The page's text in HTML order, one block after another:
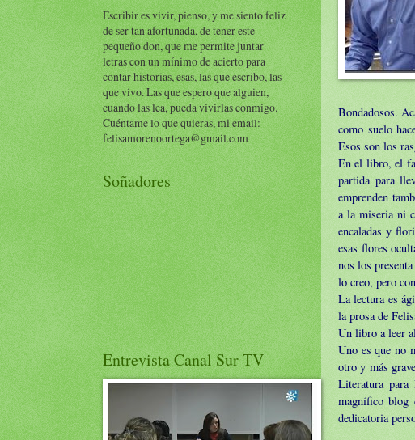
Bondadosos.
como suelo
Esos son los
En el libro, el
partida para
emprenden
a la miseria ni
encaladas y
esas flores
nos los
lo creo, pero
La lectura es
la prosa de
Un libro a leer
Uno es que no
otro y más
Literatura para
magníficoblog
dedicatoria
Escribir es vivir, pienso, y me siento feliz
de ser tan afortunada, de tener este
pequeño don, que me permite juntar
letras con un mínimo de acierto para
contar historias, esas, las que escribo, las
que vivo. Las que espero que alguien,
cuando las lea, pueda vivirlas conmigo.
Cuéntame lo que quieras, mi email:
felisamorenoortega@gmail.com
Soñadores
Entrevista Canal Sur TV